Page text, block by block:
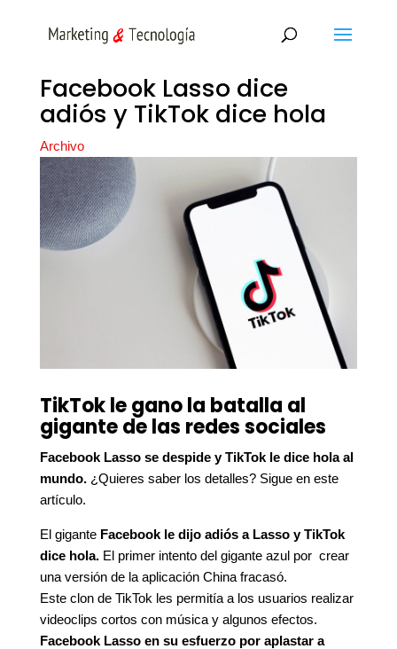
Facebook Lasso dice
adiós y TikTok dice hola
Archivo
TikTok le gano la batalla al
gigante de las redes sociales
Facebook Lasso se despide y TikTok le dice hola al
mundo.¿Quieres saber los detalles? Sigue en este
artículo.
El gigante Facebook le dijo adiós a Lasso y TikTok
dice hola.El primer intento del gigante azul por crear
una versión de la aplicación China fracasó.
Este clon de TikTok les permitía a los usuarios realizar
videoclips cortos con música y algunos efectos.
Facebook Lasso en su esfuerzo por aplastar a